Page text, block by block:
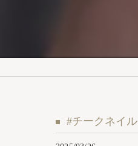
#チークネイル